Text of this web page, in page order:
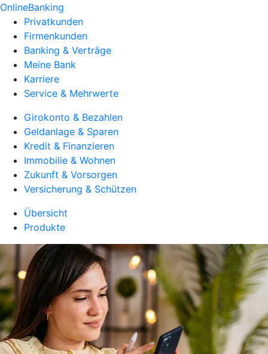
OnlineBanking
Privatkunden
Firmenkunden
Banking & Verträge
Meine Bank
Karriere
Service & Mehrwerte
Girokonto & Bezahlen
Geldanlage & Sparen
Kredit & Finanzieren
Immobilie & Wohnen
Zukunft & Vorsorgen
Versicherung & Schützen
Übersicht
Produkte